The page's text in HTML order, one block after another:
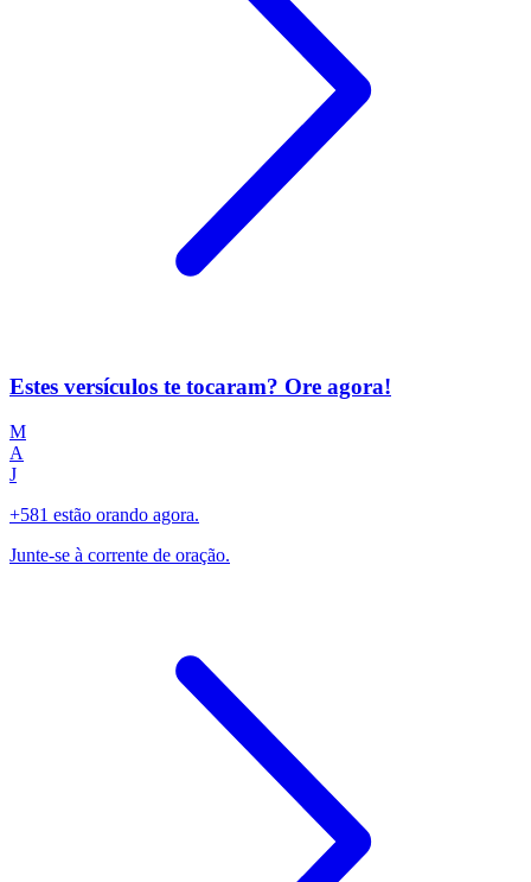
Estes versículos te tocaram? Ore agora!
M
A
J
+581 estão orando agora.
Junte-se à corrente de oração.